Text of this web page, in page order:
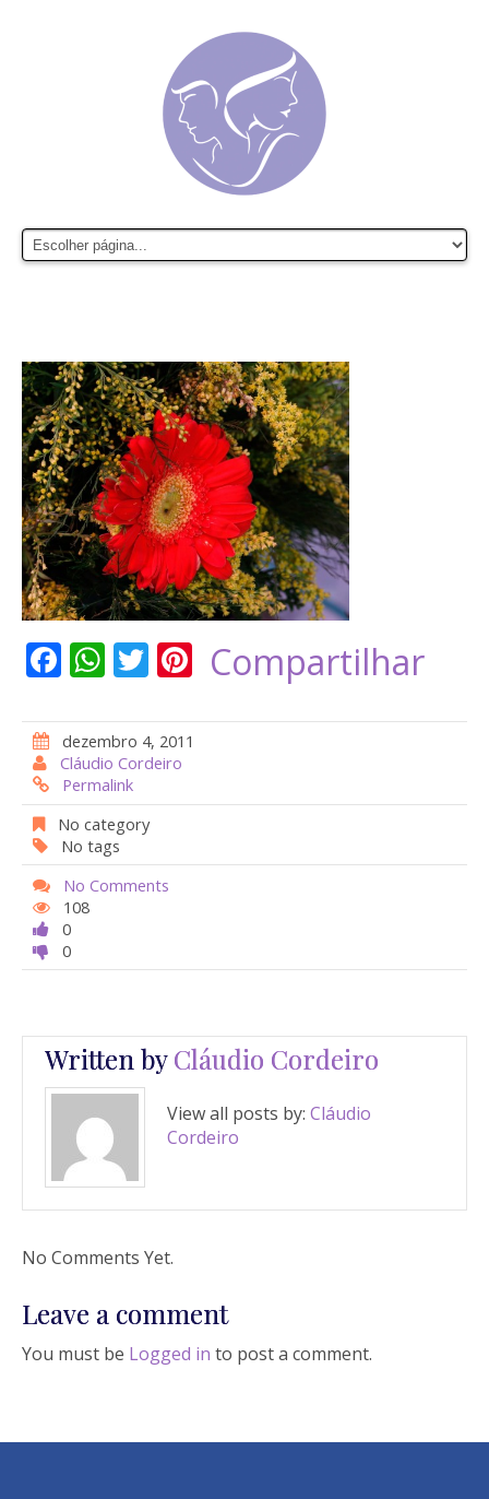
F
e
b
o
o
k
W
at
s
A
p
p
T
itt
er
Pi
er
st
Compartilhar
dezembro 4, 2011
Cláudio Cordeiro
Permalink
No category
No tags
No Comments
108
0
0
Written byCláudio Cordeiro
View all posts by: Cláudio
Cordeiro
No Comments Yet.
Leave a comment
You must be Logged in to post a comment.